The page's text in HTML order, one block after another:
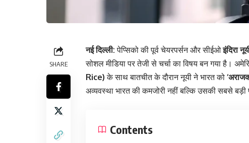
SHARE
नई दिल्ली: पेप्सिको की पूर्व चेयरपर्सन और सीईओइंदिरा
सोशल मीडिया पर तेजी से चर्चा का विषय बन गया है।
Rice) के साथ बातचीत के दौरान नूयी ने भारत को
अव्यवस्था भारत की कमजोरी नहीं बल्कि उसकी सबसे
Contents